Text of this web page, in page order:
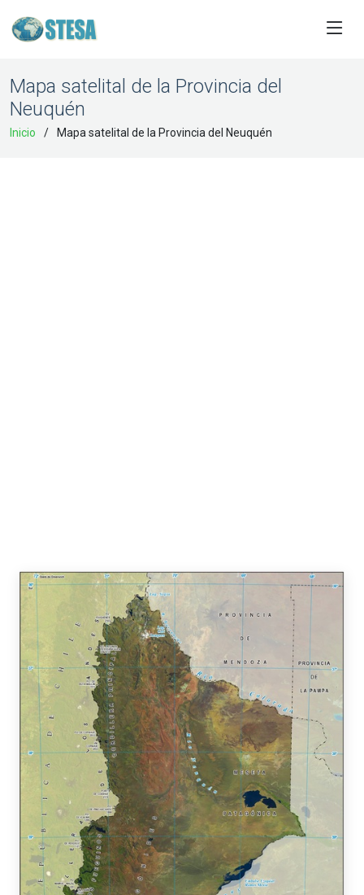
Mapa satelital de la Provincia del
Neuquén
Inicio Mapa satelital de la Provincia del Neuquén